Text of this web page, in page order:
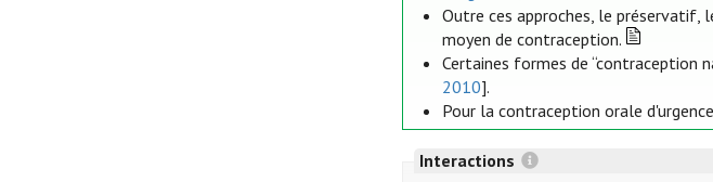
Outre ces approches, le préservatif,
moyen de contraception.
Certaines formes de
2010].
Pour la contraception orale
Interactions